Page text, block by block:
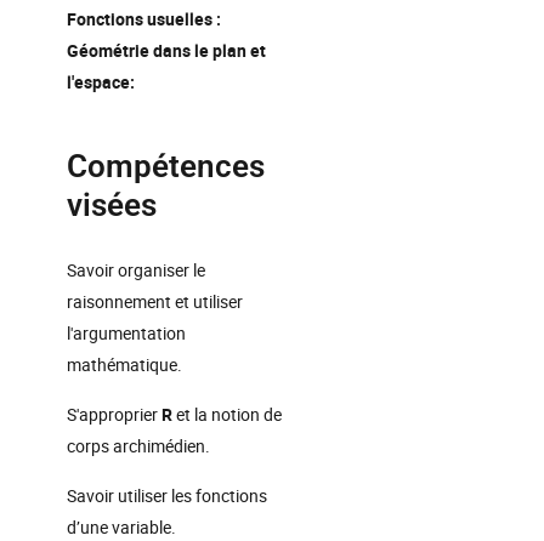
Fonctions usuelles :
Géométrie dans le plan et
l'espace:
Compétences
visées
Savoir organiser le
raisonnement et utiliser
l'argumentation
mathématique.
S'approprierRet la notion de
corps archimédien.
Savoir utiliser les fonctions
d’une variable.